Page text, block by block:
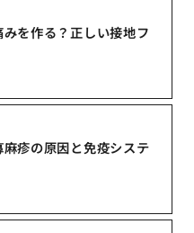
を作る？正しい接地フ
疹の原因と免疫システ